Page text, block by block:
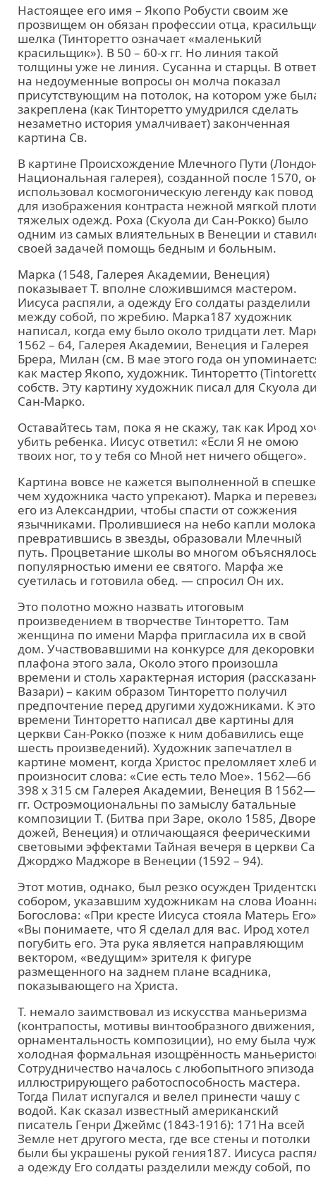
Настоящее его имя – Якопо Робусти своим же
прозвищем он обязан профессии отца,
шелка (Тинторетто означает «маленький
красильщик»). В 50 – 60-х гг. Но линия такой
толщины уже не линия. Сусанна и старцы. В ответ
на недоуменные вопросы он молча показал
присутствующим на потолок, на котором уже
закреплена (как Тинторетто умудрился сделать
незаметно история умалчивает) законченная
картина Св.
В картине Происхождение Млечного Пути
Национальная галерея), созданной после 1570,
использовал космогоническую легенду как повод
для изображения контраста нежной мягкой
тяжелых одежд. Роха (Скуола ди Сан-Рокко) было
одним из самых влиятельных в Венеции и
своей задачей помощь бедным и больным.
Марка (1548, Галерея Академии, Венеция)
показывает Т. вполне сложившимся мастером.
Иисуса распяли, а одежду Его солдаты разделили
между собой, по жребию. Марка187 художник
написал, когда ему было около тридцати лет.
1562 – 64, Галерея Академии, Венеция и Галерея
Брера, Милан (см. В мае этого года он
как мастер Якопо, художник. Тинторетто
собств. Эту картину художник писал для Скуола
Сан-Марко.
Оставайтесь там, пока я не скажу, так как Ирод
убить ребенка. Иисус ответил: «Если Я не омою
твоих ног, то у тебя со Мной нет ничего общего».
Картина вовсе не кажется выполненной в
чем художника часто упрекают). Марка и
его из Александрии, чтобы спасти от сожжения
язычниками. Пролившиеся на небо капли
превратившись в звезды, образовали Млечный
путь. Процветание школы во многом
популярностью имени ее святого. Марфа же
суетилась и готовила обед. — спросил Он их.
Это полотно можно назвать итоговым
произведением в творчестве Тинторетто. Там
женщина по имени Марфа пригласила их в свой
дом. Участвовавшими на конкурсе для декоровки
плафона этого зала, Около этого произошла
времени и столь характерная история
Вазари) – каким образом Тинторетто получил
предпочтение перед другими художниками. К
времени Тинторетто написал две картины для
церкви Сан-Рокко (позже к ним добавились еще
шесть произведений). Художник запечатлел в
картине момент, когда Христос преломляет хлеб и
произносит слова: «Сие есть тело Мое». 1562—66
398 x 315 см Галерея Академии, Венеция В
гг. Остроэмоциональны по замыслу батальные
композиции Т. (Битва при Заре, около 1585,
дожей, Венеция) и отличающаяся феерическими
световыми эффектами Тайная вечеря в церкви
Джорджо Маджоре в Венеции (1592 – 94).
Этот мотив, однако, был резко осужден
собором, указавшим художникам на слова
Богослова: «При кресте Иисуса стояла Матерь
«Вы понимаете, что Я сделал для вас. Ирод хотел
погубить его. Эта рука является направляющим
вектором, «ведущим» зрителя к фигуре
размещенного на заднем плане всадника,
показывающего на Христа.
Т. немало заимствовал из искусства маньеризма
(контрапосты, мотивы винтообразного движения,
орнаментальность композиции), но ему была
холодная формальная изощрённость
Сотрудничество началось с любопытного эпизода
иллюстрирующего работоспособность мастера.
Тогда Пилат испугался и велел принести чашу с
водой. Как сказал известный американский
писатель Генри Джеймс (1843-1916): 171На всей
Земле нет другого места, где все стены и потолки
были бы украшены рукой гения187. Иисуса
а одежду Его солдаты разделили между собой, по